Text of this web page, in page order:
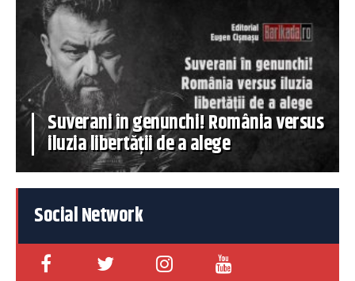
Suverani în genunchi! România versus
iluzia libertății de a alege
Social Network